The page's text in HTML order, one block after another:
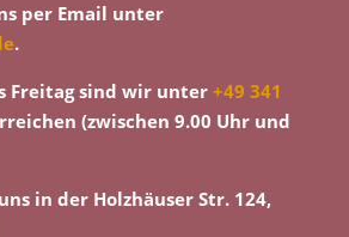
per Email unter
.
Freitag sind wir unter +49 341
(zwischen 9.00 Uhr und
in der Holzhäuser Str. 124,